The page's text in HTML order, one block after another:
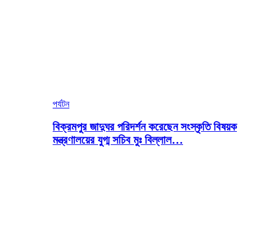
পর্যটন
বিক্রমপুর জাদুঘর পরিদর্শন করেছেন সংস্কৃতি বিষয়ক
মন্ত্রণালয়ের যুগ্ম সচিব মুঃ বিল্লাল…